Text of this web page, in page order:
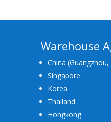
Warehouse
China
Singapore
Korea
Thailand
Hongkong